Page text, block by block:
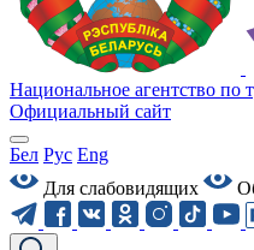
Национальное агентство по
Официальный сайт
Бел Рус Eng
Для слабовидящих